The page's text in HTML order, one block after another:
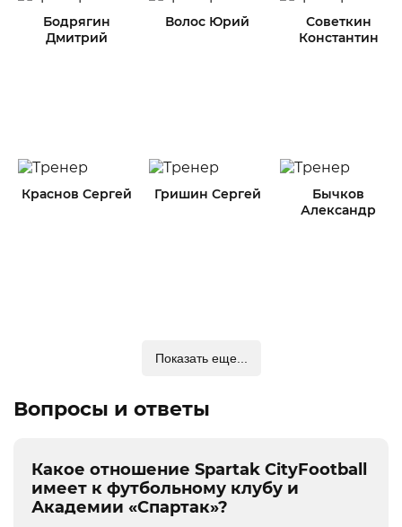
Бодрягин
Дмитрий
Волос Юрий
Советкин
Константин
Краснов Сергей Гришин Сергей
Бычков
Александр
Показать еще...
Вопросы и ответы
Какое отношение Spartak CityFootball
имеет к футбольному клубу и
Академии «Спартак»?